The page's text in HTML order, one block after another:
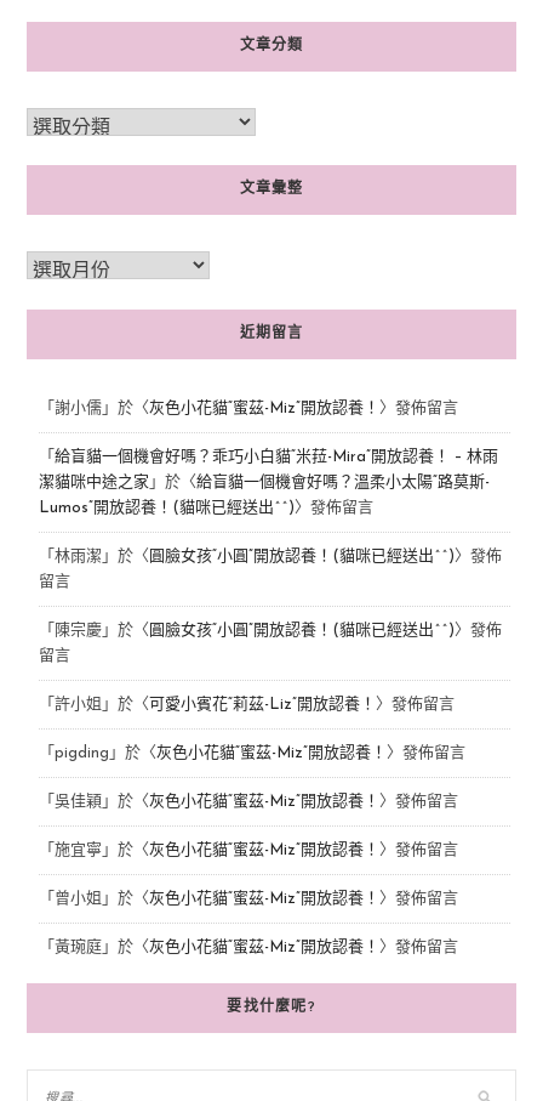
文章分類
文章彙整
近期留言
「 謝小儒」於〈灰色小花貓“蜜茲-Miz”開放認養！ 〉發佈留言
「 給盲貓一個機會好嗎？乖巧小白貓“米菈-Mira”開放認養！ – 林雨
潔貓咪中途之家 」於〈給盲貓一個機會好嗎？溫柔小太陽“路莫斯-
Lumos”開放認養！(貓咪已經送出^^)〉發佈留言
「 林雨潔 」於〈 圓臉女孩“小圓”開放認養！(貓咪已經送出^^)〉發佈
留言
「 陳宗慶」於〈 圓臉女孩“小圓”開放認養！(貓咪已經送出^^)〉發佈
留言
「 許小姐 」於〈 可愛小賓花“莉茲-Liz”開放認養！ 〉發佈留言
「 pigding 」於〈灰色小花貓“蜜茲-Miz”開放認養！ 〉發佈留言
「 吳佳穎 」於〈灰色小花貓“蜜茲-Miz”開放認養！ 〉發佈留言
「 施宜寧 」於〈灰色小花貓“蜜茲-Miz”開放認養！ 〉發佈留言
「 曾小姐 」於〈灰色小花貓“蜜茲-Miz”開放認養！ 〉發佈留言
「 黃琬庭」於〈灰色小花貓“蜜茲-Miz”開放認養！ 〉發佈留言
要找什麼呢?